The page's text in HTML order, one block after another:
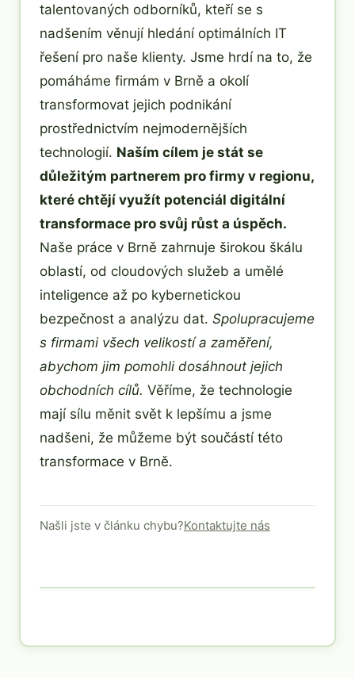
talentovaných odborníků, kteří se s
nadšením věnují hledání optimálních IT
řešení pro naše klienty. Jsme hrdí na to, že
pomáháme firmám v Brně a okolí
transformovat jejich podnikání
prostřednictvím nejmodernějších
technologií. Naším cílem je stát se
důležitým partnerem pro firmy v regionu,
které chtějí využít potenciál digitální
transformace pro svůj růst a úspěch.
Naše práce v Brně zahrnuje širokou škálu
oblastí, od cloudových služeb a umělé
inteligence až po kybernetickou
bezpečnost a analýzu dat. Spolupracujeme
s firmami všech velikostí a zaměření,
abychom jim pomohli dosáhnout jejich
obchodních cílů. Věříme, že technologie
mají sílu měnit svět k lepšímu a jsme
nadšeni, že můžeme být součástí této
transformace v Brně.
Našli jste v článku chybu?Kontaktujte nás